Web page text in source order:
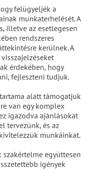
felügyeljék a
munkaterhelését. A
illetve az esetlegesen
rendszeres
kerülnek. A
érdekében, hogy
fejleszteni tudjuk.
alatt támogatjuk
van egy komplex
igazodva ajánlásokat
tervezünk, és az
munkáinkat.
szakértelme együttesen
igények